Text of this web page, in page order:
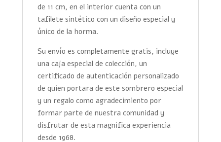
de 11 cm, en el interior cuenta con un
tafilete sintético con un diseño especial y
único de la horma.
Su envío es completamente gratis, incluye
una caja especial de colección, un
certificado de autenticación personalizado
de quien portara de este sombrero especial
y un regalo como agradecimiento por
formar parte de nuestra comunidad y
disfrutar de esta magnifica experiencia
desde 1968.